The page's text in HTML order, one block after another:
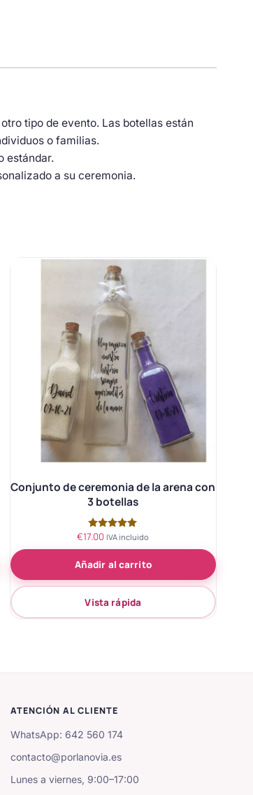
tipo de evento. Las botellas están
o familias.
estándar.
a su ceremonia.
Conjunto de ceremonia de la arena con
3 botellas
Valorado
de 5
€17.00 IVA incluido
Añadir al carrito
Vista rápida
ATENCIÓN AL CLIENTE
WhatsApp: 642 560 174
contacto@porlanovia.es
Lunes a viernes, 9:00–17:00